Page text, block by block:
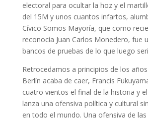
electoral para ocultar la hoz y el
del 15M y unos cuantos infartos,
Cívico Somos Mayoría, que como
reconocía Juan Carlos Monedero, fue
bancos de pruebas de lo que luego
Retrocedamos a principios de los
Berlín acaba de caer, Francis
cuatro vientos el final de la historia y
lanza una ofensiva política y cultural
en todo el mundo. Una ofensiva de las